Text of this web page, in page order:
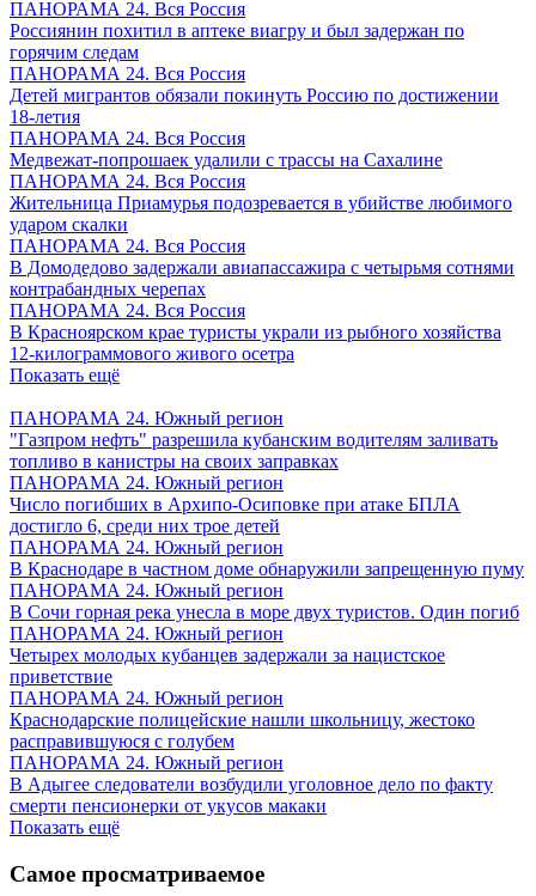
ПАНОРАМА 24. Вся Россия
Россиянин похитил в аптеке виагру и был задержан по
горячим следам
ПАНОРАМА 24. Вся Россия
Детей мигрантов обязали покинуть Россию по достижении
18-летия
ПАНОРАМА 24. Вся Россия
Медвежат-попрошаек удалили с трассы на Сахалине
ПАНОРАМА 24. Вся Россия
Жительница Приамурья подозревается в убийстве любимого
ударом скалки
ПАНОРАМА 24. Вся Россия
В Домодедово задержали авиапассажира с четырьмя сотнями
контрабандных черепах
ПАНОРАМА 24. Вся Россия
В Красноярском крае туристы украли из рыбного хозяйства
12-килограммового живого осетра
Показать ещё
ПАНОРАМА 24. Южный регион
"Газпром нефть" разрешила кубанским водителям заливать
топливо в канистры на своих заправках
ПАНОРАМА 24. Южный регион
Число погибших в Архипо-Осиповке при атаке БПЛА
достигло 6, среди них трое детей
ПАНОРАМА 24. Южный регион
В Краснодаре в частном доме обнаружили запрещенную пуму
ПАНОРАМА 24. Южный регион
В Сочи горная река унесла в море двух туристов. Один погиб
ПАНОРАМА 24. Южный регион
Четырех молодых кубанцев задержали за нацистское
приветствие
ПАНОРАМА 24. Южный регион
Краснодарские полицейские нашли школьницу, жестоко
расправившуюся с голубем
ПАНОРАМА 24. Южный регион
В Адыгее следователи возбудили уголовное дело по факту
смерти пенсионерки от укусов макаки
Показать ещё
Самое просматриваемое